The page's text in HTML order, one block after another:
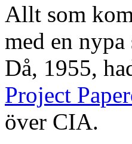
Allt som
med en
Då, 1955,
Project
över CIA.